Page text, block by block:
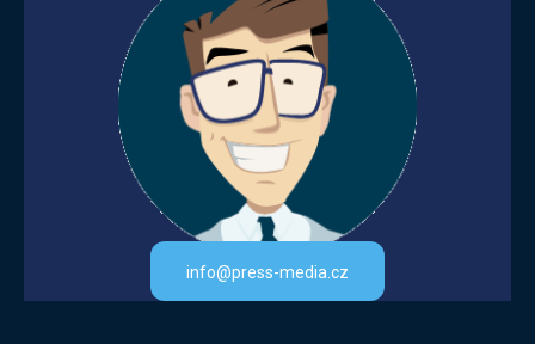
info@press-media.cz